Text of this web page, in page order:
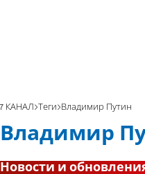
7 КАНАЛ Теги Владимир Путин
Владимир
Новости и